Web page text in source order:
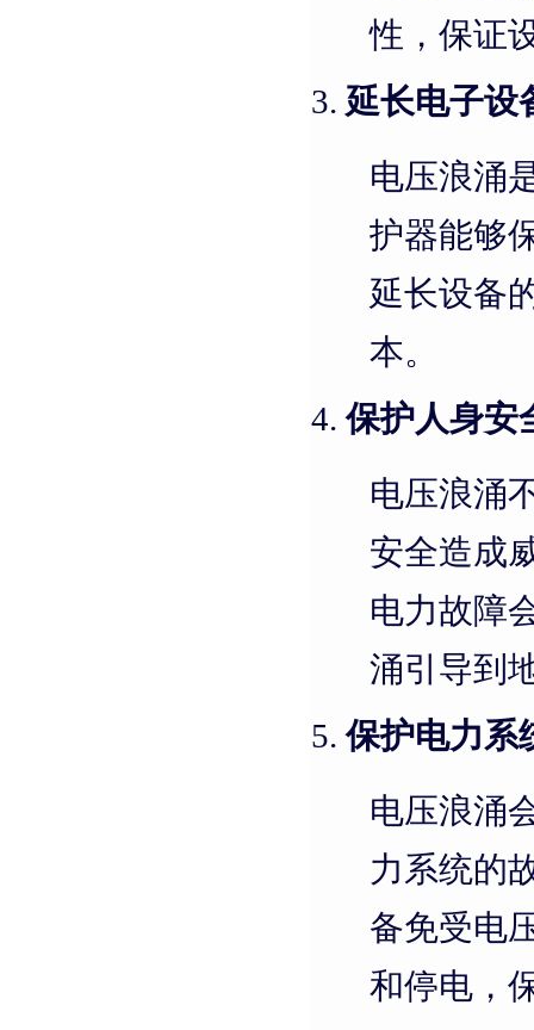
性，保证
延长电子设
电压浪涌
护器能够
延长设备
本。
保护人身安
电压浪涌
安全造成
电力故障
涌引导到
保护电力系
电压浪涌
力系统的
备免受电
和停电，